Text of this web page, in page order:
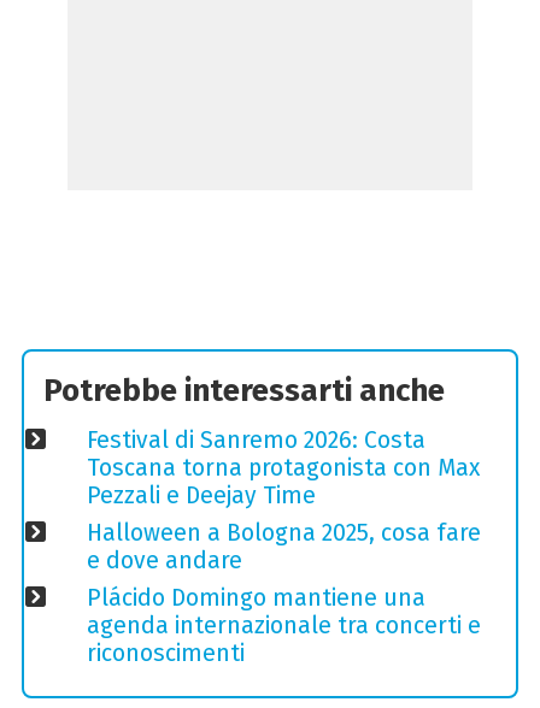
Potrebbe interessarti anche
Festival di Sanremo 2026: Costa
Toscana torna protagonista con Max
Pezzali e Deejay Time
Halloween a Bologna 2025, cosa fare
e dove andare
Plácido Domingo mantiene una
agenda internazionale tra concerti e
riconoscimenti